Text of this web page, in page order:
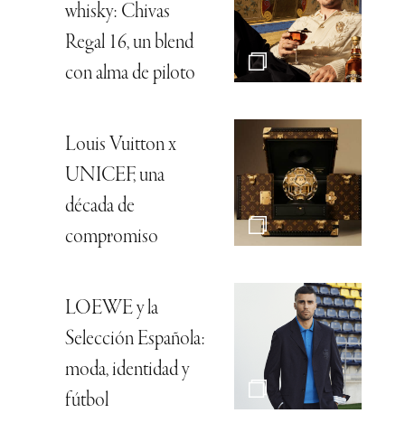
whisky: Chivas
Regal 16, un blend
con alma de piloto
Louis Vuitton x
UNICEF, una
década de
compromiso
LOEWE y la
Selección Española:
moda, identidad y
fútbol